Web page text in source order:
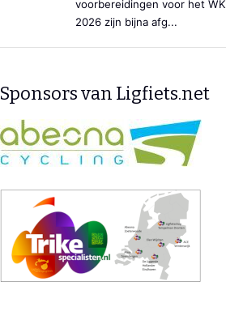
voorbereidingen voor het WK
2026 zijn bijna afg...
Sponsors van Ligfiets.net